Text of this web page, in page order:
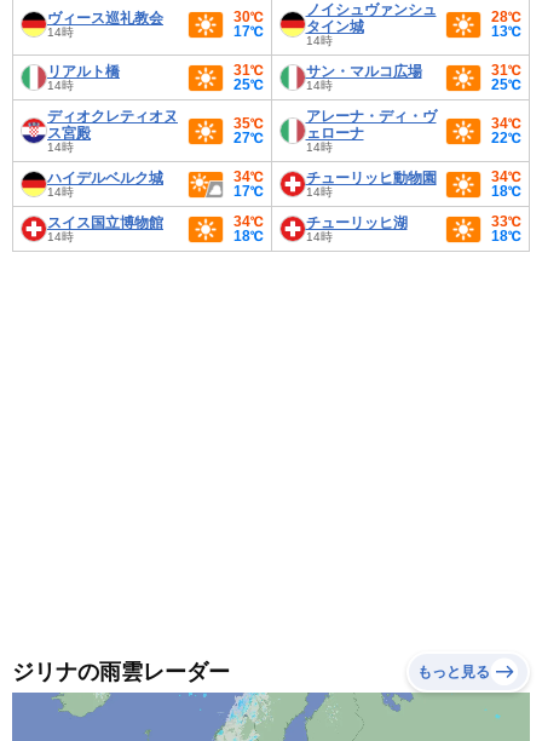
ヴィース巡礼教会
14時
30℃
17℃
ノイシュヴァンシュ
タイン城
14時
28℃
13℃
リアルト橋
14時
31℃
25℃
サン・マルコ広場
14時
31℃
25℃
ディオクレティオヌ
ス宮殿
14時
35℃
27℃
アレーナ・ディ・ヴ
ェローナ
14時
34℃
22℃
ハイデルベルク城
14時
34℃
17℃
チューリッヒ動物園
14時
34℃
18℃
スイス国立博物館
14時
34℃
18℃
チューリッヒ湖
14時
33℃
18℃
ジリナの雨雲レーダー もっと見る